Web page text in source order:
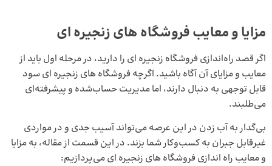
مزایا و معایب فروشگاه های زنجیره ای
اگر قصد راه‌اندازی فروشگاه زنجیره ای را دارید، در مرحله اول باید از
معایب و مزایای آن آگاه باشید. اگرچه فروشگاه های زنجیره ای سود
قابل توجهی به دنبال دارند، اما مدیریت حساب‌شده و پیشرفته‌ای
می‌طلبند.
بی‌گدار به آب زدن در این عرصه می‌تواند آسیب جدی و در مواردی
غیرقابل جبران به کسب‌وکار شما بزند. در این قسمت از مقاله، به مزایا
و معایب راه اندازی فروشگاه های زنجیره ای می‌پردازیم: